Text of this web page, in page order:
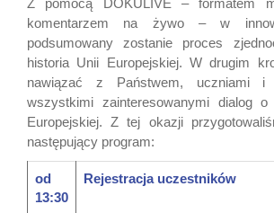
Z pomocą DOKULIVE – formatem
komentarzem na żywo – w
podsumowany zostanie proces
historia Unii Europejskiej. W drugim
nawiązać z Państwem, uczniami i
wszystkimi zainteresowanymi dialog o
Europejskiej. Z tej okazji
następujący program:
od
13:30
Rejestracja uczestników